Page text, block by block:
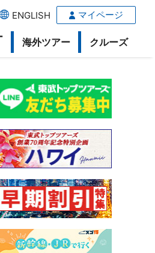
ENGLISH マイページ
海外ツアー クルーズ